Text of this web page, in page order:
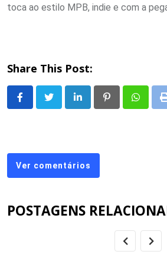
toca ao estilo MPB, indie e com a
Share This Post:
LinkedIn Pinterest
Ver comentários
POSTAGENS